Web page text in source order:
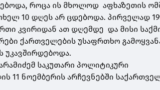
როცა ის მხოლოდ აფხაზეთის
10 დღეს არ ცდებოდა. პირველად
კვირიდან ათ დღემდე და მისი
ქართველების უსაფრთხო
უკავშირდებოდა.
საკუთარი პოლიტიკური
11 ნოემბერის არჩევნებში